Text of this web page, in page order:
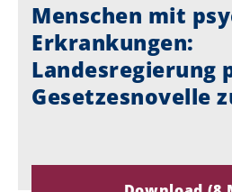
Menschen mit
Erkrankungen:
Landesregierung
Gesetzesnovelle